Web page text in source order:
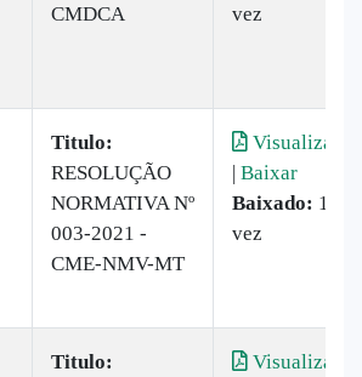
CMDCA
vez
Titulo:
RESOLUÇÃO
NORMATIVA Nº
003-2021 -
CME-NMV-MT
Visualizar
| Baixar
Baixado: 1
vez
Titulo:
Visualizar